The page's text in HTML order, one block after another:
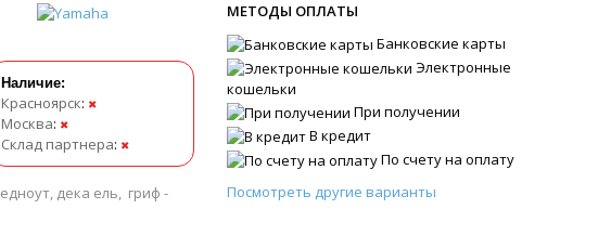
Наличие:
Красноярск: ✖
Москва: ✖
Склад партнера: ✖
дека ель, гриф -
МЕТОДЫ ОПЛАТЫ
Банковские карты
Электронные
кошельки
При получении
В кредит
По счету на оплату
Посмотреть другие варианты